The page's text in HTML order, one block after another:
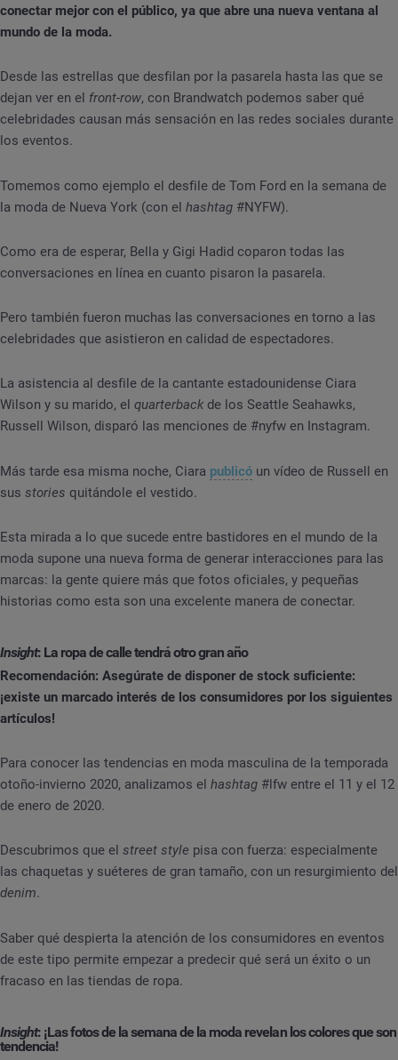
conectar mejor con el público, ya que abre una nueva ventana al
mundo de la moda.
Desde las estrellas que desfilan por la pasarela hasta las que se
dejan ver en el front-row, con Brandwatch podemos saber qué
celebridades causan más sensación en las redes sociales durante
los eventos.
Tomemos como ejemplo el desfile de Tom Ford en la semana de
la moda de Nueva York (con el hashtag #NYFW).
Como era de esperar, Bella y Gigi Hadid coparon todas las
conversaciones en línea en cuanto pisaron la pasarela.
Pero también fueron muchas las conversaciones en torno a las
celebridades que asistieron en calidad de espectadores.
La asistencia al desfile de la cantante estadounidense Ciara
Wilson y su marido, el quarterback de los Seattle Seahawks,
Russell Wilson, disparó las menciones de #nyfw en Instagram.
Más tarde esa misma noche, Ciara publicó un vídeo de Russell en
sus stories quitándole el vestido.
Esta mirada a lo que sucede entre bastidores en el mundo de la
moda supone una nueva forma de generar interacciones para las
marcas: la gente quiere más que fotos oficiales, y pequeñas
historias como esta son una excelente manera de conectar.
Insight: La ropa de calle tendrá otro gran año
Recomendación: Asegúrate de disponer de stock suficiente:
¡existe un marcado interés de los consumidores por los siguientes
artículos!
Para conocer las tendencias en moda masculina de la temporada
otoño-invierno 2020, analizamos el hashtag #lfw entre el 11 y el 12
de enero de 2020.
Descubrimos que el street style pisa con fuerza: especialmente
las chaquetas y suéteres de gran tamaño, con un resurgimiento del
denim.
Saber qué despierta la atención de los consumidores en eventos
de este tipo permite empezar a predecir qué será un éxito o un
fracaso en las tiendas de ropa.
Insight: ¡Las fotos de la semana de la moda revelan los colores que son
tendencia!